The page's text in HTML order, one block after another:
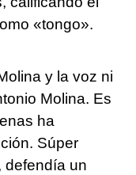
«tongo».
y la voz ni
Molina. Es
ha
Súper
defendía un